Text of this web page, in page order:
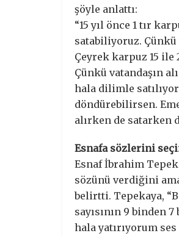
şöyle anlattı:
“15 yıl önce 1 tır
satabiliyoruz.
Çeyrek karpuz 15 ile
Çünkü vatandaşın
hala dilimle
döndürebilirsen.
alırken de satarken
Esnafa sözlerini
Esnaf İbrahim
sözünü verdiğini
belirtti. Tepekaya,
sayısının 9 binden
hala yatırıyorum